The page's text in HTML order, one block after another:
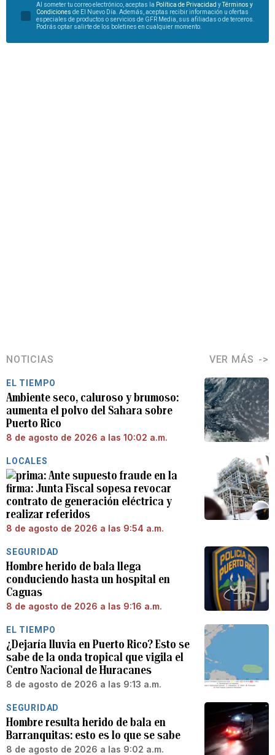
Al someter tu correo electrónico, aceptas la Política de Privacidad yTérminos y
Condiciones de El Nuevo Día. Además, aceptas recibir información u ofertas
especiales de productos o servicios de GFR Media, sus afiliadas o de terceros.
Podrás optar salirte de los boletines en cualquier momento.
NOTICIAS VER MÁS
EL TIEMPO
Ambiente seco, caluroso y brumoso:
aumenta el polvo del Sahara sobre
Puerto Rico
8 de agosto de 2026 a las 10:02 a.m.
LOCALES
Ante supuesto fraude en la
firma: Junta Fiscal sopesa revocar
contrato de generación eléctrica y
realizar referidos
8 de agosto de 2026 a las 9:54 a.m.
SEGURIDAD
Hombre herido de bala llega
conduciendo hasta un hospital en
Caguas
8 de agosto de 2026 a las 9:16 a.m.
EL TIEMPO
¿Dejaría lluvia en Puerto Rico? Esto se
sabe de la onda tropical que vigila el
Centro Nacional de Huracanes
8 de agosto de 2026 a las 9:13 a.m.
SEGURIDAD
Hombre resulta herido de bala en
Barranquitas: esto es lo que se sabe
8 de agosto de 2026 a las 9:02 a.m.